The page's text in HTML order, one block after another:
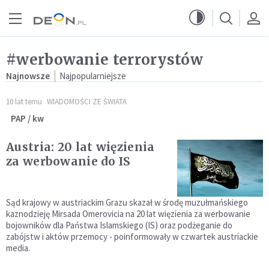
#werbowanie terrorystów
Najnowsze Najpopularniejsze
10 lat temu WIADOMOŚCI ZE ŚWIATA
PAP / kw
Austria: 20 lat więzienia
za werbowanie do IS
Sąd krajowy w austriackim Grazu skazał w środę muzułmańskiego
kaznodzieję Mirsada Omerovicia na 20 lat więzienia za werbowanie
bojowników dla Państwa Islamskiego (IS) oraz podżeganie do
zabójstw i aktów przemocy - poinformowały w czwartek austriackie
media.